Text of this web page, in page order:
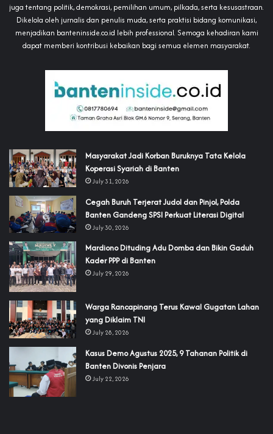
juga tentang politik, demokrasi, pemilihan umum, pilkada, serta kesusastraan.
Dikelola oleh jurnalis dan penulis muda, serta praktisi bidang komunikasi,
menjadikan banteninside.co.id lebih professional. Semoga kehadiran kami
dapat memberi kontribusi kebaikan bagi semua elemen masyarakat.
‎Masyarakat Jadi Korban Buruknya Tata Kelola
Koperasi Syariah di Banten
July 31, 2026
Cegah Buruh Terjerat Judol dan Pinjol, Polda
Banten Gandeng SPSI Perkuat Literasi Digital
July 30, 2026
‎Mardiono Dituding Adu Domba dan Bikin Gaduh
Kader PPP di Banten
July 29, 2026
‎Warga Rancapinang Terus Kawal Gugatan Lahan
yang Diklaim TNI‎‎
July 28, 2026
‎Kasus Demo Agustus 2025, 9 Tahanan Politik di
Banten Divonis Penjara
July 22, 2026